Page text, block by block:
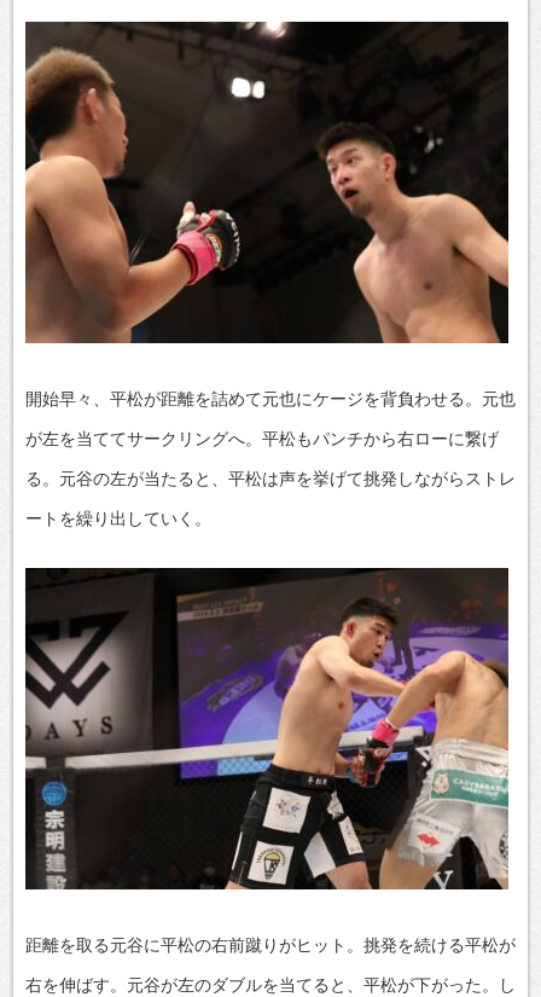
開始早々、平松が距離を詰めて元也にケージを背負わせる。元也
が左を当ててサークリングへ。平松もパンチから右ローに繋げ
る。元谷の左が当たると、平松は声を挙げて挑発しながらストレ
ートを繰り出していく。
距離を取る元谷に平松の右前蹴りがヒット。挑発を続ける平松が
右を伸ばす。元谷が左のダブルを当てると、平松が下がった。し